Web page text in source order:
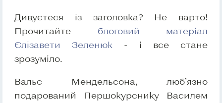
Дивуєтеся із заголовка? Не варто!
Прочитайте блоговий матеріал
Єлізавети Зеленюк - і все стане
зрозуміло.
Вальс Мендельсона, люб’язно
подарований Першокурснику Василем